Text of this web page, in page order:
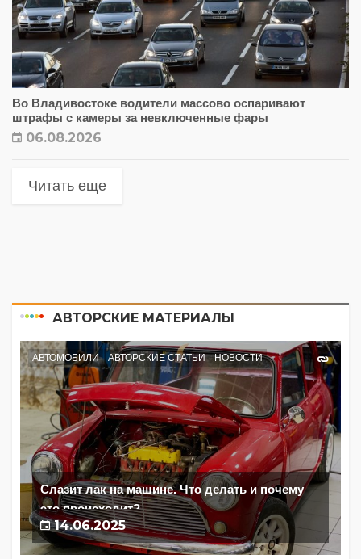
Во Владивостоке водители массово оспаривают
штрафы с камеры за невключенные фары
06.08.2026
Читать еще
АВТОРСКИЕ МАТЕРИАЛЫ
АВТОМОБИЛИ АВТОРСКИЕ СТАТЬИ НОВОСТИ
Слазит лак на машине. Что делать и почему
это происходит?
14.06.2025